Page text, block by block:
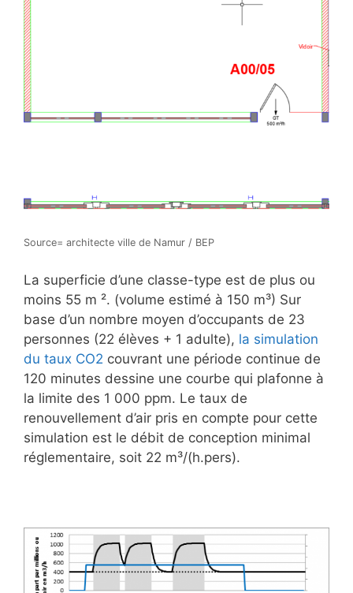
Source= architecte ville de Namur / BEP
La superficie d’une classe-type est de plus ou
moins 55 m ². (volume estimé à 150 m³) Sur
base d’un nombre moyen d’occupants de 23
personnes (22 élèves + 1 adulte), la simulation
du taux CO2 couvrant une période continue de
120 minutes dessine une courbe qui plafonne à
la limite des 1 000 ppm. Le taux de
renouvellement d’air pris en compte pour cette
simulation est le débit de conception minimal
réglementaire, soit 22 m³/(h.pers).